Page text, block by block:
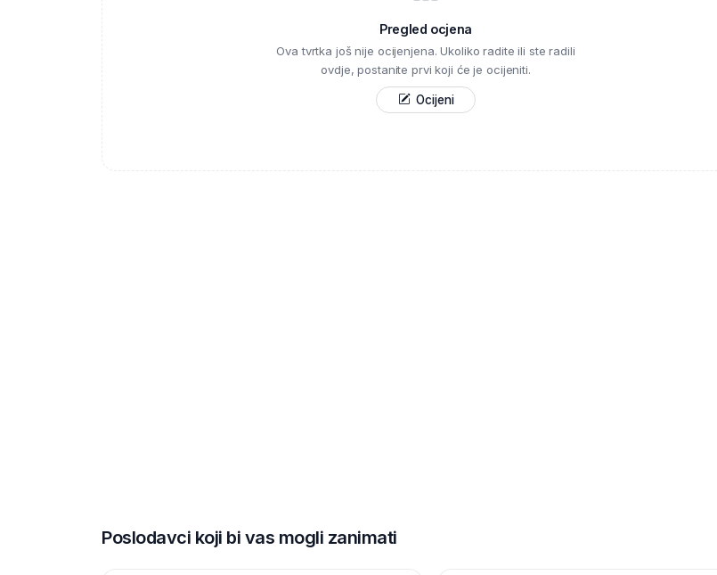
Pregled ocjena
Ova tvrtka još nije ocijenjena. Ukoliko radite ili ste radili
ovdje, postanite prvi koji će je ocijeniti.
Ocijeni
Poslodavci koji bi vas mogli zanimati